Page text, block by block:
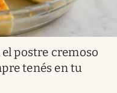
el postre cremoso
tenés en tu